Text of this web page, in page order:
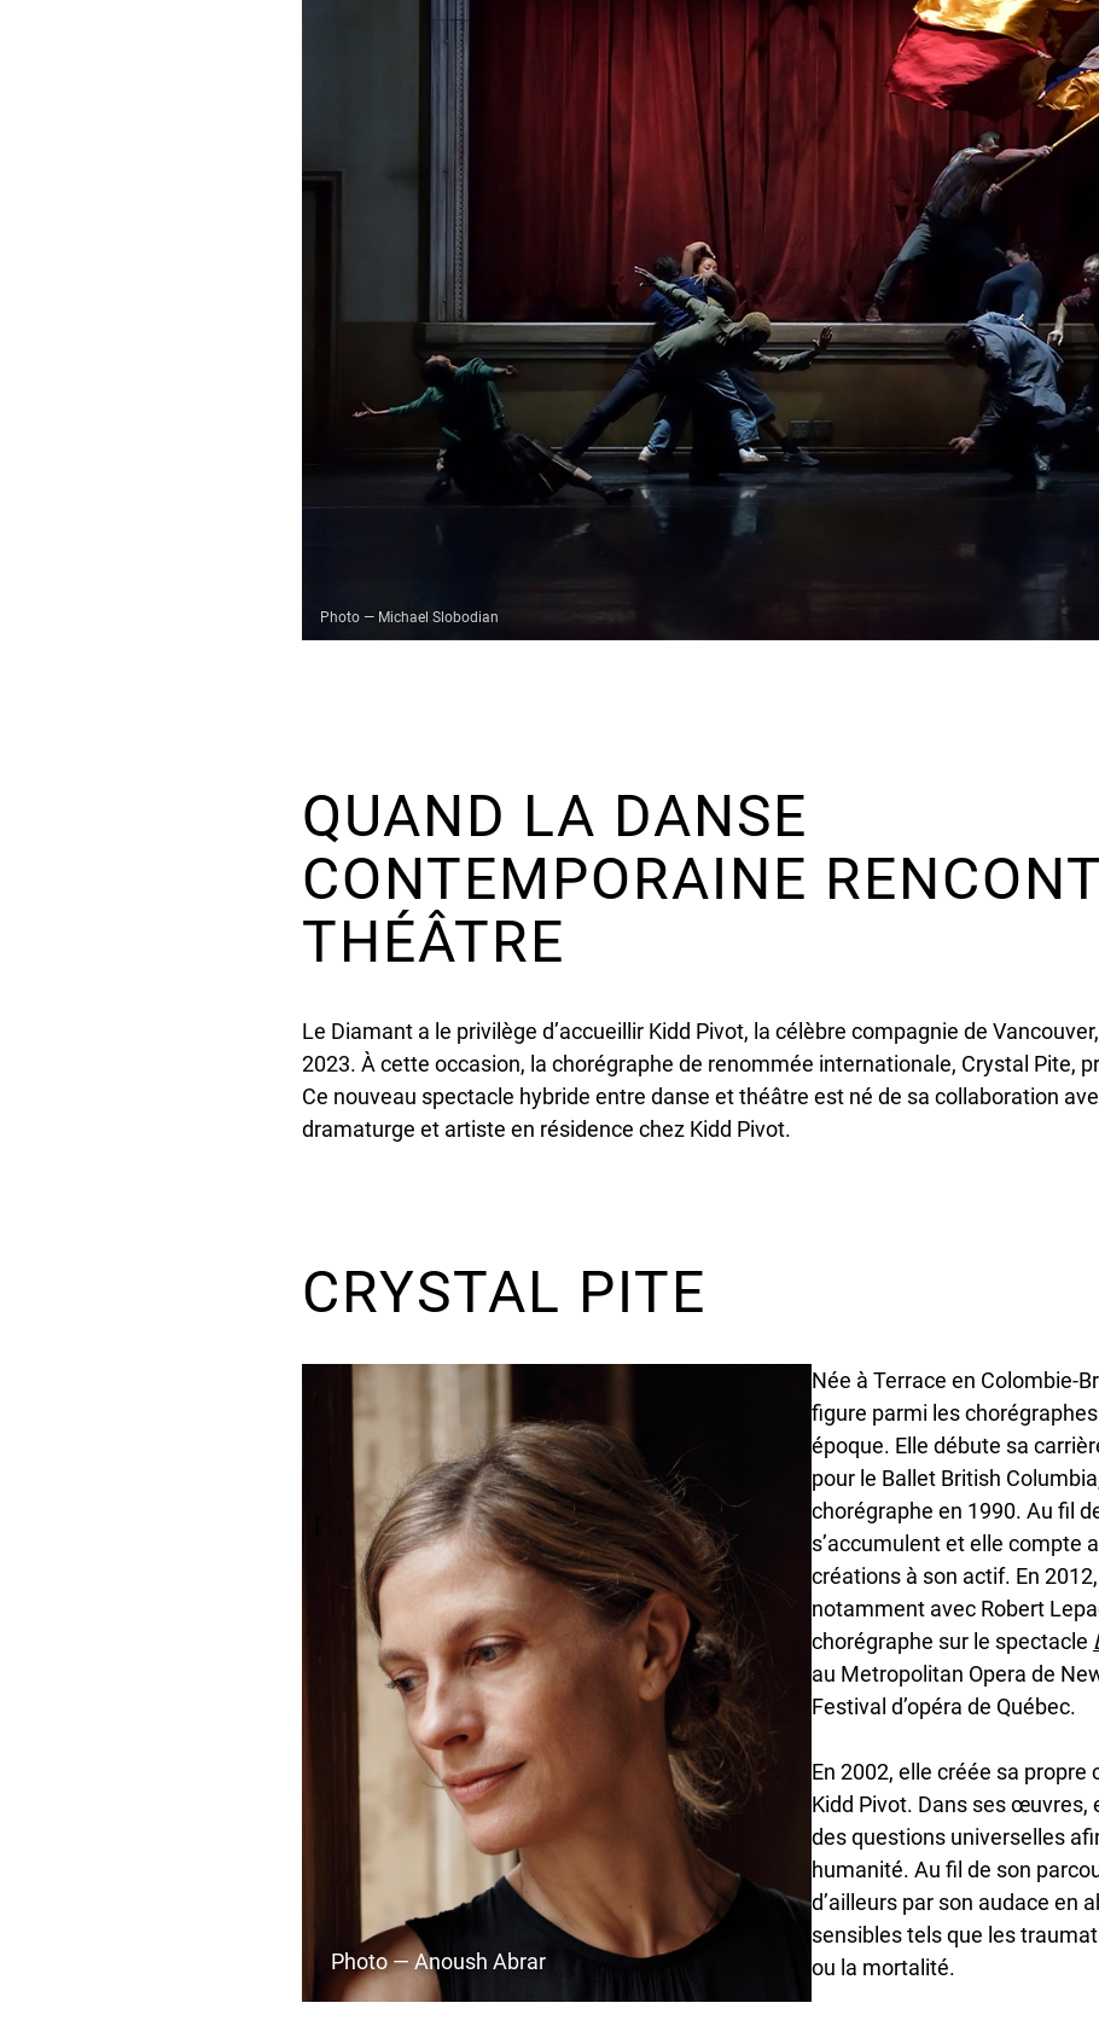
Photo — Michael Slobodian
QUAND LA DANSE
CONTEMPORAINE
THÉÂTRE
Le Diamant a le privilège d’accueillir Kidd Pivot, la célèbre compagnie de
2023. À cette occasion, la chorégraphe de renommée internationale, Crystal Pite,
Ce nouveau spectacle hybride entre danse et théâtre est né de sa collaboration
dramaturge et artiste en résidence chez Kidd Pivot.
CRYSTAL PITE
Photo — Anoush Abrar
Née à Terrace en Colombie-
figure parmi les
époque. Elle débute sa
pour le Ballet British
chorégraphe en 1990. Au fil
s’accumulent et elle compte
créations à son actif. En
notamment avec Robert
chorégraphe sur le spectacle
au Metropolitan Opera de
Festival d’opéra de Québec.
En 2002, elle créée sa propre
Kidd Pivot. Dans ses œuvres,
des questions universelles
humanité. Au fil de son
d’ailleurs par son audace en
sensibles tels que les
ou la mortalité.